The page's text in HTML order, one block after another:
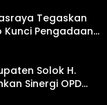
Tegaskan
Kunci Pengadaan
yang Bersih
Solok H.
Sinergi OPD
Pembangunan